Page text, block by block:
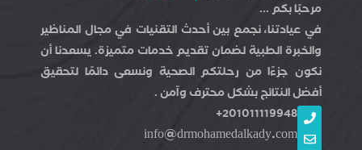
مرحبًا بكم ...
في عيادتنا، نجمع بين أحدث التقنيات في مجال المناظير
والخبرة الطبية لضمان تقديم خدمات متميزة. يسعدنا أن
نكون جزءًا من رحلتكم الصحية ونسعى دائمًا لتحقيق
أفضل النتائج بشكل محترف وآمن .
201011119948+
info@drmohamedalkady.com